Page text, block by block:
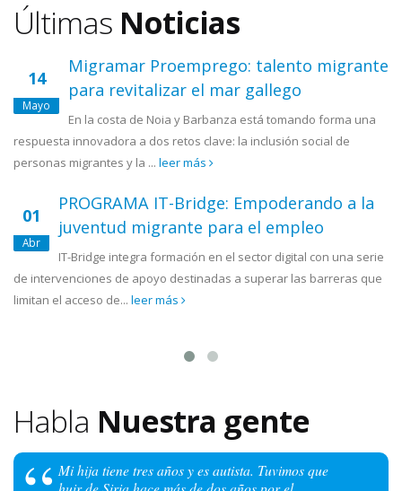
Últimas Noticias
14
Mayo
Migramar Proemprego: talento migrante
para revitalizar el mar gallego
En la costa de Noia y Barbanza está tomando forma una
respuesta innovadora a dos retos clave: la inclusión social de
personas migrantes y la ... leer más
01
Abr
PROGRAMA IT-Bridge: Empoderando a la
juventud migrante para el empleo
IT-Bridge integra formación en el sector digital con una serie
de intervenciones de apoyo destinadas a superar las barreras que
limitan el acceso de... leer más
Habla Nuestra gente
Mi hija tiene tres años y es autista. Tuvimos que